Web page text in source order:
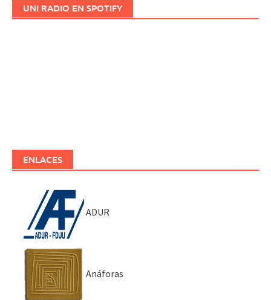
UNI RADIO EN SPOTIFY
ENLACES
ADUR
Anáforas